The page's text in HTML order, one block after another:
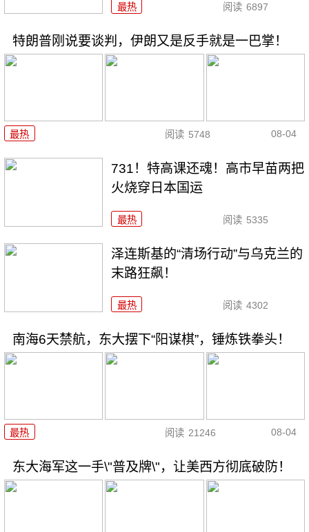
最热 阅读 6897
特朗普刚说要谈判，伊朗又是反手就是一巴掌！
最热 阅读 5748 08-04
731！特高课还魂！高市早苗两把
火烧穿日本国运
最热 阅读 5335
泽连斯基的“清场行动”与乌克兰的
末路狂飙！
最热 阅读 4302
南海6天禁航，东大摆下“阳谋棋”，锤炼铁拳头！
最热 阅读 21246 08-04
东大海军这一手\"普及牌\"，让美西方彻底破防！